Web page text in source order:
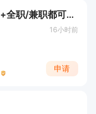
国有企业-保洁员（外包岗+全职/兼职都可以）
16小时前
申请